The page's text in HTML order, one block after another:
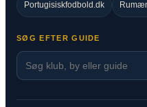
Portugisiskfodbold.dk
SØG EFTER GUIDE